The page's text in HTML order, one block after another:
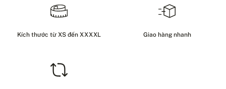
Kích thước từ XS đến XXXXL Giao hàng nhanh